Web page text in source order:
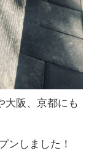
大阪、京都にも
ンしました！